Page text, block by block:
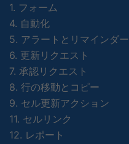
1. フォーム
4. 自動化
5. アラートとリマインダー
6. 更新リクエスト
7. 承認リクエスト
8. 行の移動とコピー
9. セル更新アクション
11. セルリンク
12. レポート